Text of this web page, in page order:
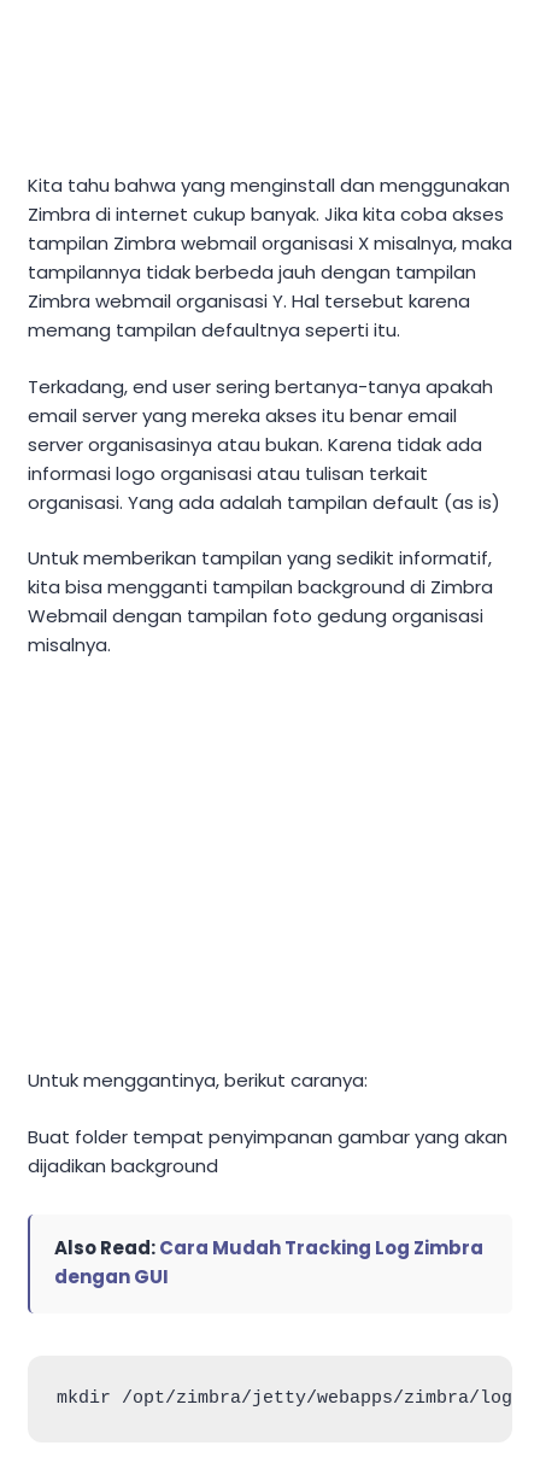
Kita tahu bahwa yang menginstall dan menggunakan
Zimbra di internet cukup banyak. Jika kita coba akses
tampilan Zimbra webmail organisasi X misalnya, maka
tampilannya tidak berbeda jauh dengan tampilan
Zimbra webmail organisasi Y. Hal tersebut karena
memang tampilan defaultnya seperti itu.
Terkadang, end user sering bertanya-tanya apakah
email server yang mereka akses itu benar email
server organisasinya atau bukan. Karena tidak ada
informasi logo organisasi atau tulisan terkait
organisasi. Yang ada adalah tampilan default (as is)
Untuk memberikan tampilan yang sedikit informatif,
kita bisa mengganti tampilan background di Zimbra
Webmail dengan tampilan foto gedung organisasi
misalnya.
Untuk menggantinya, berikut caranya:
Buat folder tempat penyimpanan gambar yang akan
dijadikan background
Also Read:Cara Mudah Tracking Log Zimbra
dengan GUI